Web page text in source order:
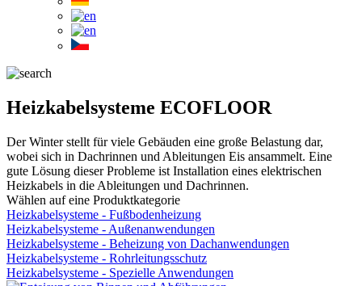
Heizkabelsysteme ECOFLOOR
Der Winter stellt für viele Gebäuden eine große Belastung dar,
wobei sich in Dachrinnen und Ableitungen Eis ansammelt. Eine
gute Lösung dieser Probleme ist Installation eines elektrischen
Heizkabels in die Ableitungen und Dachrinnen.
Wählen auf eine Produktkategorie
Heizkabelsysteme - Fußbodenheizung
Heizkabelsysteme - Außenanwendungen
Heizkabelsysteme - Beheizung von Dachanwendungen
Heizkabelsysteme - Rohrleitungsschutz
Heizkabelsysteme - Spezielle Anwendungen